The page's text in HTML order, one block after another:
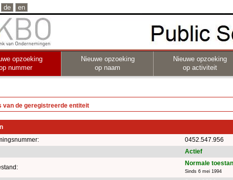
de en
opzoeking
nummer
Nieuwe opzoeking
op naam
Nieuwe opzoeking
op activiteit
van de geregistreerde entiteit
0452.547.956
Actief
Normale
Sinds 6 mei 1994